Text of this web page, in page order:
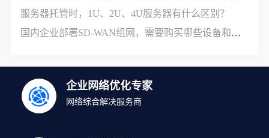
服务器托管时，1U、2U、4U服务器有什么区别？
国内企业部署SD-WAN组网，需要购买哪些设备和服务？
企业网络优化专家
网络综合解决服务商